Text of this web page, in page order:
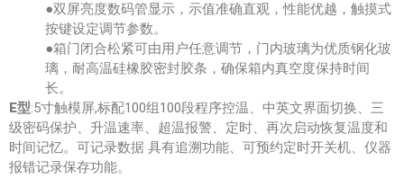
●双屏亮度数码管显示，示值准确直观，性能优越，触摸式
按键设定调节参数。
●箱门闭合松紧可由用户任意调节，门内玻璃为优质钢化玻
璃，耐高温硅橡胶密封胶条，确保箱内真空度保持时间
长。
E型:5寸触模屏,标配100组100段程序控温、中英文界面切换、三
级密码保护、升温速率、超温报警、定时、再次启动恢复温度和
时间记忆。可记录数据 具有追溯功能、可预约定时开关机、仪器
报错记录保存功能。